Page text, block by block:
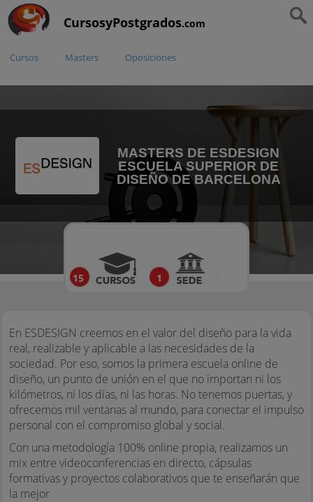
CursosyPostgrados.com
Cursos Masters Oposiciones
MASTERS DE ESDESIGN
ESCUELA SUPERIOR DE
DISEÑO DE BARCELONA
15 1
En ESDESIGN creemos en el valor del diseño para la vida
real, realizable y aplicable a las necesidades de la
sociedad. Por eso, somos la primera escuela online de
diseño, un punto de unión en el que no importan ni los
kilómetros, ni los días, ni las horas. No tenemos puertas, y
ofrecemos mil ventanas al mundo, para conectar el impulso
personal con el compromiso global y social.
Con una metodología 100% online propia, realizamos un
mix entre videoconferencias en directo, cápsulas
formativas y proyectos colaborativos que te enseñarán que
la mejor